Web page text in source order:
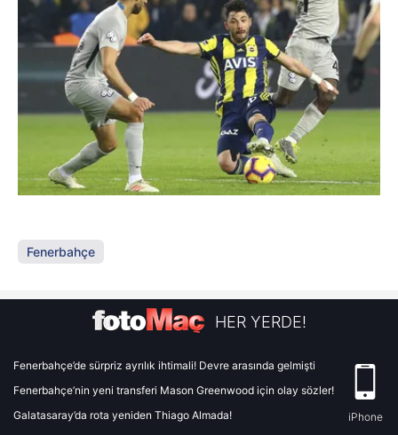
Fenerbahçe
HER YERDE!
Fenerbahçe’de sürpriz ayrılık ihtimali! Devre arasında gelmişti
Fenerbahçe’nin yeni transferi Mason Greenwood için olay sözler!
Galatasaray’da rota yeniden Thiago Almada!
iPhone